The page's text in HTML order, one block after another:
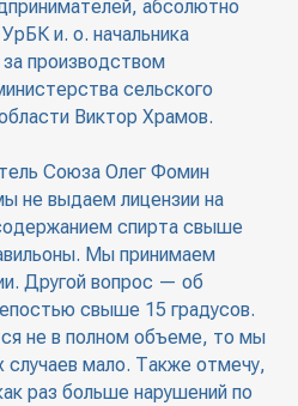
абсолютно
и. о. начальника
производством
сельского
Виктор Храмов.
Союза Олег Фомин
не выдаем лицензии на
спирта свыше
Мы принимаем
Другой вопрос — об
свыше 15 градусов.
не в полном объеме, то мы
случаев мало. Также отмечу,
раз больше нарушений по